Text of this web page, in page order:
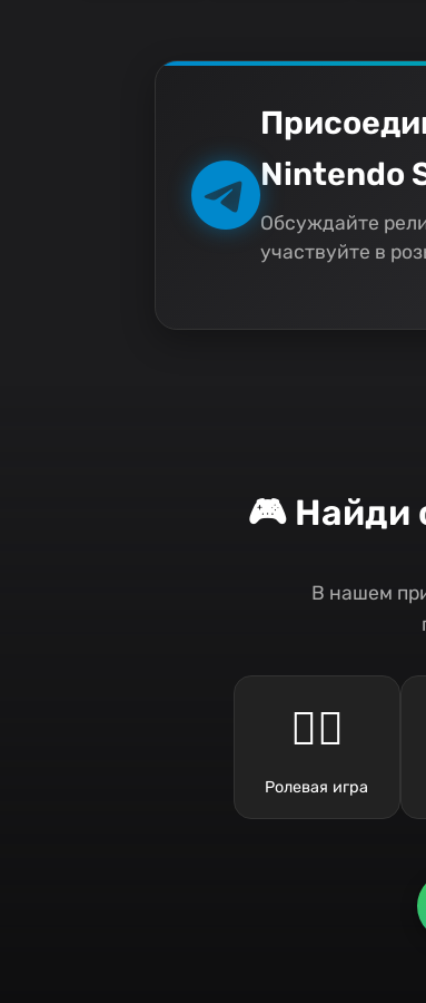
Nintendo
Обсуждайте
участвуйте в
🎮 Найди
В нашем
🧙‍♂️
Ролевая игра